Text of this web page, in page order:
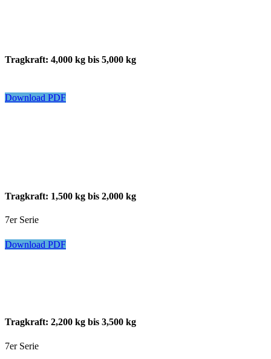
Tragkraft: 4,000 kg bis 5,000 kg
Download PDF
Tragkraft: 1,500 kg bis 2,000 kg
7er Serie
Download PDF
Tragkraft: 2,200 kg bis 3,500 kg
7er Serie